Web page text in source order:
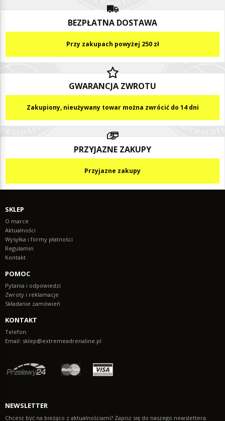
BEZPŁATNA DOSTAWA
Przy zakupach powyżej 250 zł
GWARANCJA ZWROTU
Zakupiony, nieużywany towar można zwrócić do 14 dni
PRZYJAZNE ZAKUPY
Przyjazne zakupy
SKLEP
O marce
Aktualności
Wysyłka i formy płatności
Regulamin
Kontakt
POMOC
Pytania i odpowiedzi
Zwroty i reklamacje
Składanie zamówień
KONTAKT
Telefon:
Email: sklep@extremeadrenaline.pl
NEWSLETTER
Chcesz być na bieżąco z aktualnościami? Zapisz się do naszego newslettera.